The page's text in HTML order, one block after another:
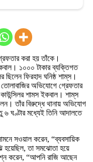
করা হয় তাঁকে।
১০০০ টাকার ব্যক্তিগত
ছিলেন ফিরহাদ ঘনিষ্ঠ শাম্‌‌স।
তোলাবাজির অভিযোগে গ্রেফতার
শামস ইকবাল। শাম্‌স
তাঁর বিরুদ্ধে থানায় অভিযোগ
৬ ঘণ্টার মধ্যেই তিনি আদালতে
সওয়াল করেন, “ব্যবসায়িক
হয়েছিল, তা সমঝোতা হয়ে
করেন, “আপনি রাজি আছেন